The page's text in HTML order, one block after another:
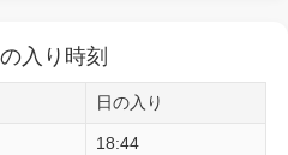
入り時刻
日の入り
18:44